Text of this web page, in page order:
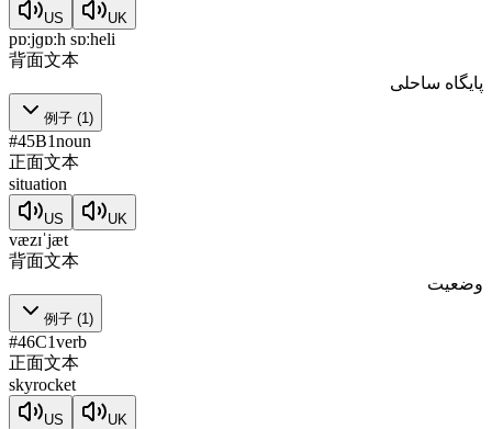
US UK
pɒːjɡɒːh sɒːheli
背面文本
پایگاه ساحلی
例子 (1)
#45B1noun
正面文本
situation
US UK
væzɪˈjæt
背面文本
وضعیت
例子 (1)
#46C1verb
正面文本
skyrocket
US UK